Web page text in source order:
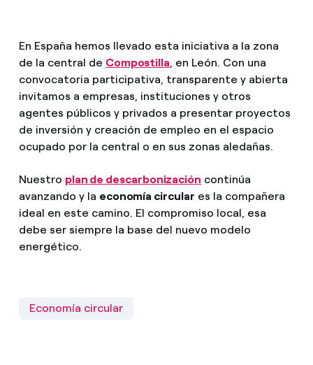
En España hemos llevado esta iniciativa a la zona
de la central de Compostilla , en León. Con una
convocatoria participativa, transparente y abierta
invitamos a empresas, instituciones y otros
agentes públicos y privados a presentar proyectos
de inversión y creación de empleo en el espacio
ocupado por la central o en sus zonas aledañas.
Nuestro plan de descarbonización continúa
avanzando y la economía circular es la compañera
ideal en este camino. El compromiso local, esa
debe ser siempre la base del nuevo modelo
energético.
Economía circular